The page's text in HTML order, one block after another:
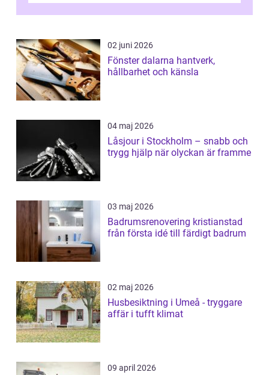
02 juni 2026
Fönster dalarna hantverk,
hållbarhet och känsla
04 maj 2026
Låsjour i Stockholm – snabb och
trygg hjälp när olyckan är framme
03 maj 2026
Badrumsrenovering kristianstad
från första idé till färdigt badrum
02 maj 2026
Husbesiktning i Umeå - tryggare
affär i tufft klimat
09 april 2026